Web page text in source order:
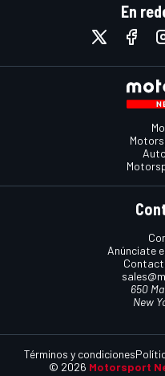
En
Anúnciate
650
New
© 2026 Motorsport
Términos y condiciones